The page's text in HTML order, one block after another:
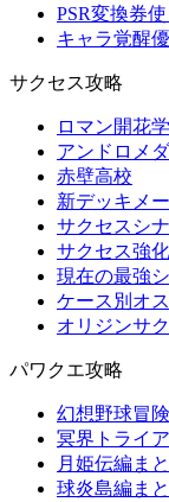
PSR変換券
キャラ覚醒
サクセス攻略
ロマン開花
アンドロメ
赤壁高校
新デッキメ
サクセスシ
サクセス強
現在の最強
ケース別オ
オリジンサ
パワクエ攻略
幻想野球冒
冥界トライ
月姫伝編ま
球炎島編ま